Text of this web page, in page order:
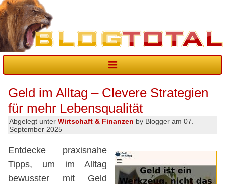
Geld im Alltag – Clevere Strategien
für mehr Lebensqualität
Abgelegt unter Wirtschaft & Finanzen by Blogger am 07.
September 2025
Entdecke praxisnahe
Tipps, um im Alltag
bewusster mit Geld